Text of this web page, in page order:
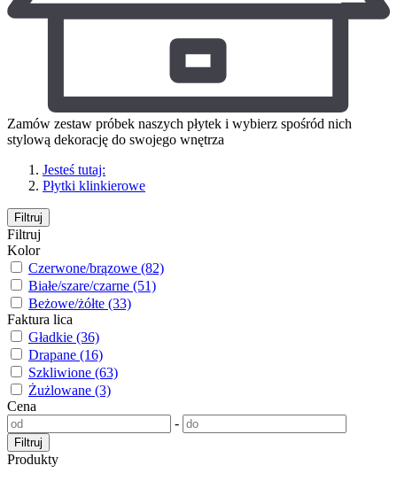
Zamów zestaw próbek naszych płytek i wybierz spośród nich
stylową dekorację do swojego wnętrza
Jesteś tutaj:
Płytki klinkierowe
Filtruj
Filtruj
Kolor
Czerwone/brązowe (82)
Białe/szare/czarne (51)
Beżowe/żółte (33)
Faktura lica
Gładkie (36)
Drapane (16)
Szkliwione (63)
Żużlowane (3)
Cena
-
Filtruj
Produkty